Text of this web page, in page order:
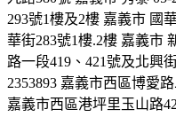
293號1樓及2樓 嘉義市 國
華街283號1樓.2樓 嘉義市
路一段419、421號及北興
2353893 嘉義市西區博愛
嘉義市西區港坪里玉山路